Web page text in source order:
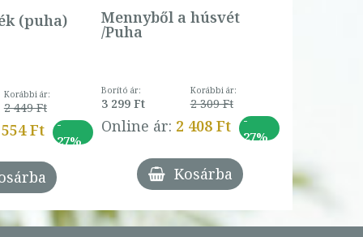
(puha)
Korábbi ár:
2 449 Ft
Ft
-
27%
Mennyből a húsvét
/Puha
Borító ár:
3 299 Ft
Korábbi ár:
2 309 Ft
Online ár: 2 408 Ft
-
27%
Kosárba